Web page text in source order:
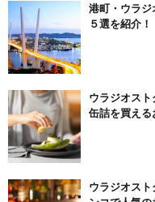
港町・ウラ
５選を紹介！
ウラジオス
缶詰を買える
ウラジオス